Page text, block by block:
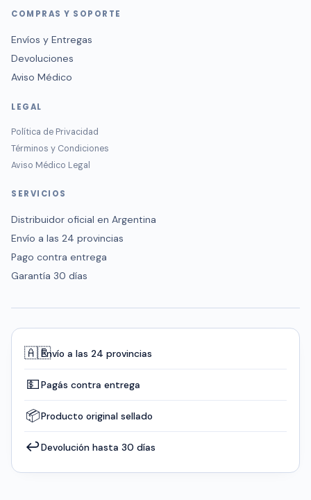
COMPRAS Y SOPORTE
Envíos y Entregas
Devoluciones
Aviso Médico
LEGAL
Política de Privacidad
Términos y Condiciones
Aviso Médico Legal
SERVICIOS
Distribuidor oficial en Argentina
Envío a las 24 provincias
Pago contra entrega
Garantía 30 días
🇦🇷Envío a las 24 provincias
💵Pagás contra entrega
📦Producto original sellado
↩️Devolución hasta 30 días